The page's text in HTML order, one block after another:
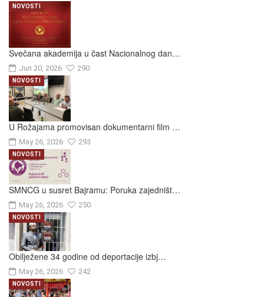
Svečana akademija u čast Nacionalnog dan…
Jun 20, 2026 290
NOVOSTI
U Rožajama promovisan dokumentarni film …
May 26, 2026 293
NOVOSTI
SMNCG u susret Bajramu: Poruka zajedništ…
May 26, 2026 250
NOVOSTI
Obilježene 34 godine od deportacije izbj…
May 26, 2026 242
NOVOSTI
NOVOSTI